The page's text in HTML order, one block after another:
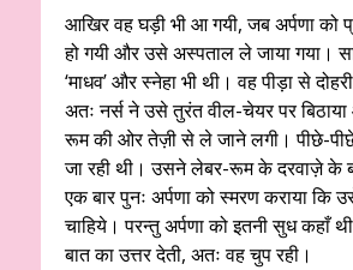
आखिर वह घड़ी भी आ गयी, जब अर्पणा को
हो गयी और उसे अस्पताल ले जाया गया।
‘माधव’ और स्नेहा भी थी। वह पीड़ा से
अतः नर्स ने उसे तुरंत वील-चेयर पर
रूम की ओर तेज़ी से ले जाने लगी। पीछे-
जा रही थी। उसने लेबर-रूम के दरवाज़े के
एक बार पुनः अर्पणा को स्मरण कराया कि
चाहिये। परन्तु अर्पणा को इतनी सुध कहाँ
बात का उत्तर देती, अतः वह चुप रही।